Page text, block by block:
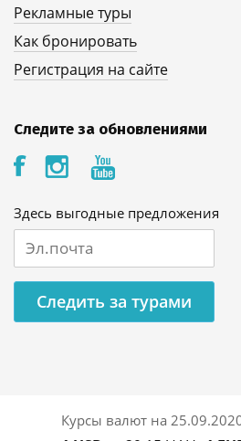
Рекламные туры
Как бронировать
Регистрация на сайте
Следите за обновлениями
Здесь выгодные предложения
Следить за турами
Курсы валют на